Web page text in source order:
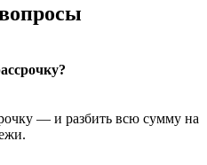
— и разбить всю сумму на